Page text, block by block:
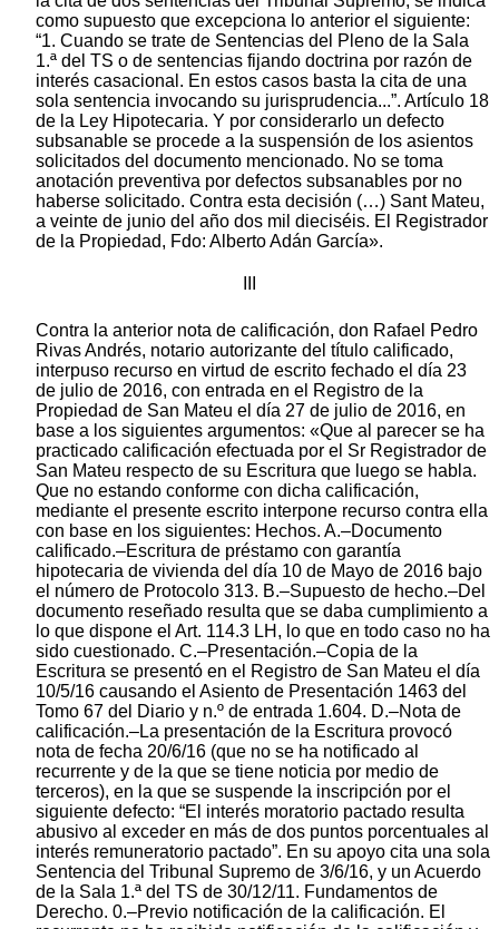
como supuesto que excepciona lo anterior el siguiente:
“1. Cuando se trate de Sentencias del Pleno de la Sala
1.ª del TS o de sentencias fijando doctrina por razón de
interés casacional. En estos casos basta la cita de una
sola sentencia invocando su jurisprudencia...”. Artículo 18
de la Ley Hipotecaria. Y por considerarlo un defecto
subsanable se procede a la suspensión de los asientos
solicitados del documento mencionado. No se toma
anotación preventiva por defectos subsanables por no
haberse solicitado. Contra esta decisión (…) Sant Mateu,
a veinte de junio del año dos mil dieciséis. El Registrador
de la Propiedad, Fdo: Alberto Adán García».
Contra la anterior nota de calificación, don Rafael Pedro
Rivas Andrés, notario autorizante del título calificado,
interpuso recurso en virtud de escrito fechado el día 23
de julio de 2016, con entrada en el Registro de la
Propiedad de San Mateu el día 27 de julio de 2016, en
base a los siguientes argumentos: «Que al parecer se ha
practicado calificación efectuada por el Sr Registrador de
San Mateu respecto de su Escritura que luego se habla.
Que no estando conforme con dicha calificación,
mediante el presente escrito interpone recurso contra ella
con base en los siguientes: Hechos. A.–Documento
calificado.–Escritura de préstamo con garantía
hipotecaria de vivienda del día 10 de Mayo de 2016 bajo
el número de Protocolo 313. B.–Supuesto de hecho.–Del
documento reseñado resulta que se daba cumplimiento a
lo que dispone el Art. 114.3 LH, lo que en todo caso no ha
sido cuestionado. C.–Presentación.–Copia de la
Escritura se presentó en el Registro de San Mateu el día
10/5/16 causando el Asiento de Presentación 1463 del
Tomo 67 del Diario y n.º de entrada 1.604. D.–Nota de
calificación.–La presentación de la Escritura provocó
nota de fecha 20/6/16 (que no se ha notificado al
recurrente y de la que se tiene noticia por medio de
terceros), en la que se suspende la inscripción por el
siguiente defecto: “El interés moratorio pactado resulta
abusivo al exceder en más de dos puntos porcentuales al
interés remuneratorio pactado”. En su apoyo cita una sola
Sentencia del Tribunal Supremo de 3/6/16, y un Acuerdo
de la Sala 1.ª del TS de 30/12/11. Fundamentos de
Derecho. 0.–Previo notificación de la calificación. El